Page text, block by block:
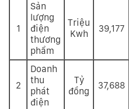
1
Sản
lượng
điện
thương
phẩm
Triệu
Kwh
39,177
2
Doanh
thu
phát
điện
Tỷ
đồng
37,688